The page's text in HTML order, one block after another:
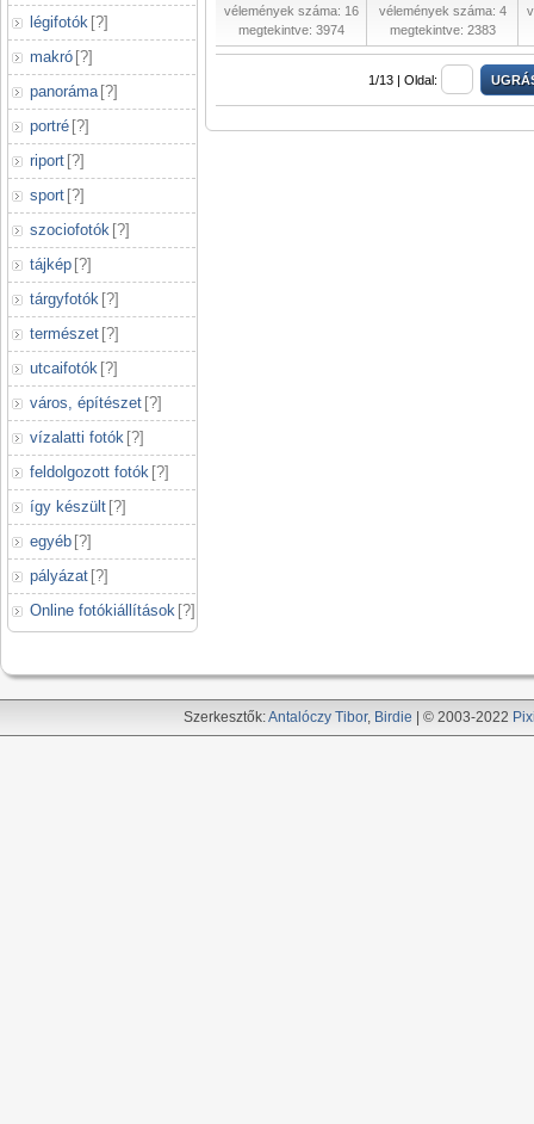
légifotók [?]
makró [?]
panoráma [?]
portré [?]
riport [?]
sport [?]
szociofotók [?]
tájkép [?]
tárgyfotók [?]
természet [?]
utcaifotók [?]
város, építészet [?]
vízalatti fotók [?]
feldolgozott fotók [?]
így készült [?]
egyéb [?]
pályázat [?]
Online fotókiállítások [?]
vélemények száma: 16
megtekintve: 3974
vélemények száma: 4
megtekintve: 2383
1/13 | Oldal:
Szerkesztők:Antalóczy Tibor, Birdie | © 2003-2022